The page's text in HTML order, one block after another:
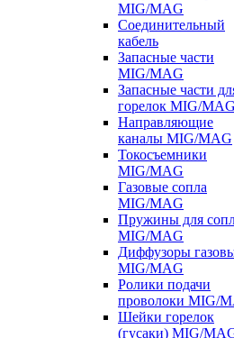
MIG/MAG
Соединительный
кабель
Запасные части
MIG/MAG
Запасные части
горелок MIG/MAG
Направляющие
каналы MIG/MAG
Токосъемники
MIG/MAG
Газовые сопла
MIG/MAG
Пружины для
MIG/MAG
Диффузоры
MIG/MAG
Ролики подачи
проволоки MIG/
Шейки горелок
(гусаки) MIG/